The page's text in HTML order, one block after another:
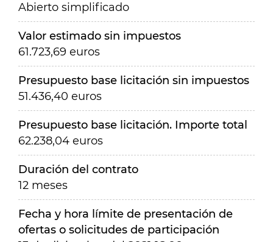
Abierto simplificado
Valor estimado sin impuestos
61.723,69 euros
Presupuesto base licitación sin impuestos
51.436,40 euros
Presupuesto base licitación. Importe total
62.238,04 euros
Duración del contrato
12 meses
Fecha y hora límite de presentación de
ofertas o solicitudes de participación